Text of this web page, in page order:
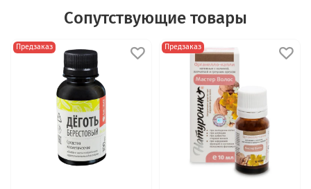
Сопутствующие товары
Предзаказ Предзаказ